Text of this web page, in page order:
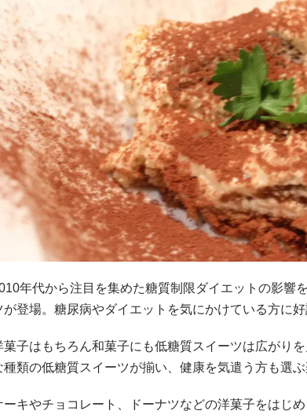
年代から注目を集めた糖質制限ダイエットの影響
が登場。糖尿病やダイエットを気にかけている方に好
菓子はもちろん和菓子にも低糖質スイーツは広がり
種類の低糖質スイーツが揃い、健康を気遣う方も選ぶ
ーキやチョコレート、ドーナツなどの洋菓子をはじ